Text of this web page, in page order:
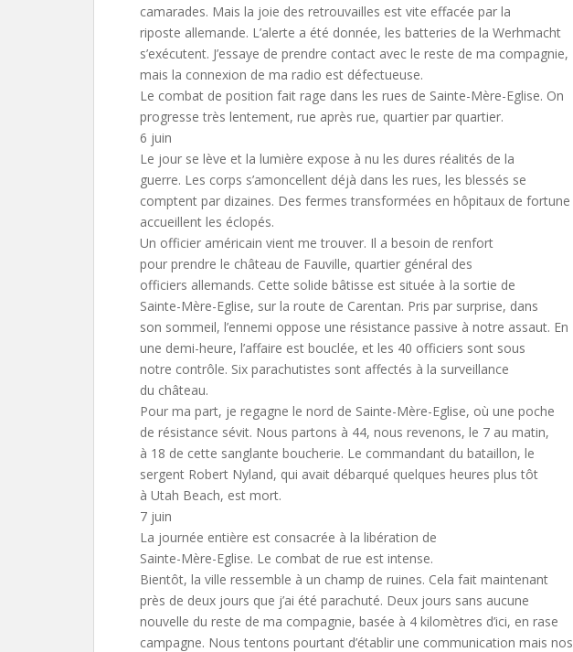
camarades. Mais la joie des retrouvailles est vite effacée par la
riposte allemande. L’alerte a été donnée, les batteries de la Werhmacht
s’exécutent. J’essaye de prendre contact avec le reste de ma compagnie,
mais la connexion de ma radio est défectueuse.
Le combat de position fait rage dans les rues de Sainte-Mère-Eglise. On
progresse très lentement, rue après rue, quartier par quartier.
6 juin
Le jour se lève et la lumière expose à nu les dures réalités de la
guerre. Les corps s’amoncellent déjà dans les rues, les blessés se
comptent par dizaines. Des fermes transformées en hôpitaux de fortune
accueillent les éclopés.
Un officier américain vient me trouver. Il a besoin de renfort
pour prendre le château de Fauville, quartier général des
officiers allemands. Cette solide bâtisse est située à la sortie de
Sainte-Mère-Eglise, sur la route de Carentan. Pris par surprise, dans
son sommeil, l’ennemi oppose une résistance passive à notre assaut. En
une demi-heure, l’affaire est bouclée, et les 40 officiers sont sous
notre contrôle. Six parachutistes sont affectés à la surveillance
du château.
Pour ma part, je regagne le nord de Sainte-Mère-Eglise, où une poche
de résistance sévit. Nous partons à 44, nous revenons, le 7 au matin,
à 18 de cette sanglante boucherie. Le commandant du bataillon, le
sergent Robert Nyland, qui avait débarqué quelques heures plus tôt
à Utah Beach, est mort.
7 juin
La journée entière est consacrée à la libération de
Sainte-Mère-Eglise. Le combat de rue est intense.
Bientôt, la ville ressemble à un champ de ruines. Cela fait maintenant
près de deux jours que j’ai été parachuté. Deux jours sans aucune
nouvelle du reste de ma compagnie, basée à 4 kilomètres d’ici, en rase
campagne. Nous tentons pourtant d’établir une communication mais nos